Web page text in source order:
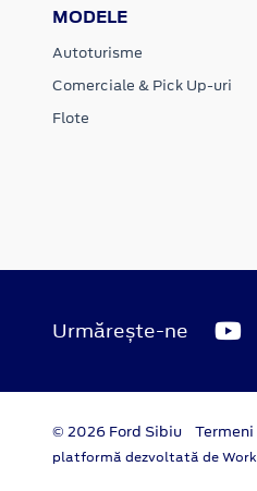
MODELE
Autoturisme
Comerciale & Pick Up-uri
Flote
Urmărește-ne
© 2026 Ford Sibiu
platformă dezvoltată de